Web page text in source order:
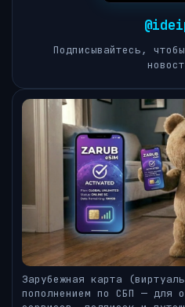
Подписывайтесь,
Зарубежная карта
пополнением по СБП — для